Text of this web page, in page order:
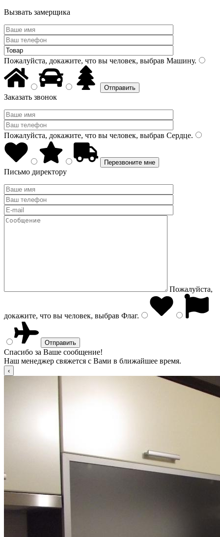
Вызвать замерщика
Пожалуйста, докажите, что вы человек, выбрав Машину.
Заказать звонок
Пожалуйста, докажите, что вы человек, выбрав Сердце.
Письмо директору
Пожалуйста,
докажите, что вы человек, выбрав Флаг.
Спасибо за Ваше сообщение!
Наш менеджер свяжется с Вами в ближайшее время.